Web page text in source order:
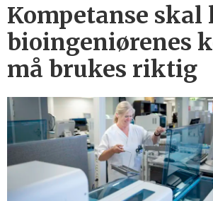
Kompetanse skal
bioingeniørenes
må brukes riktig